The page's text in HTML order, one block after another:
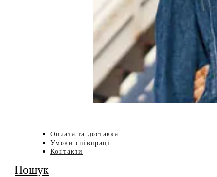
Оплата та доставка
Умови співпраці
Контакти
Пошук